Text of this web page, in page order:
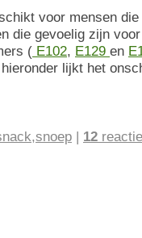
voor mensen
die gevoelig zijn
( E102, E129 en
lijkt het
,snoep | 12